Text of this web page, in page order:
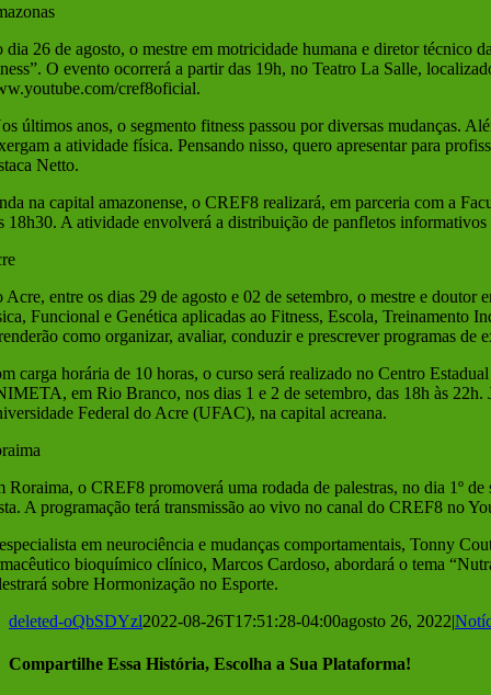
dia 26 de agosto, o mestre em motricidade humana e diretor técnico
O evento ocorrerá a partir das 19h, no Teatro La Salle,
cref8oficial.
últimos anos, o segmento fitness passou por diversas mudanças.
a atividade física. Pensando nisso, quero apresentar para
Netto.
na capital amazonense, o CREF8 realizará, em parceria com a
18h30. A atividade envolverá a distribuição de panfletos
Acre, entre os dias 29 de agosto e 02 de setembro, o mestre e
Funcional e Genética aplicadas ao Fitness, Escola, Treinamento
como organizar, avaliar, conduzir e prescrever programas de
carga horária de 10 horas, o curso será realizado no Centro
em Rio Branco, nos dias 1 e 2 de setembro, das 18h às 22h.
Federal do Acre (UFAC), na capital acreana.
Roraima, o CREF8 promoverá uma rodada de palestras, no dia 1º
A programação terá transmissão ao vivo no canal do CREF8 no
em neurociência e mudanças comportamentais, Tonny
bioquímico clínico, Marcos Cardoso, abordará o tema
sobre Hormonização no Esporte.
deleted-oQbSDYzl2022-08-26T17:51:28-04:00agosto 26, 2022|
Compartilhe Essa História, Escolha a Sua Plataforma!